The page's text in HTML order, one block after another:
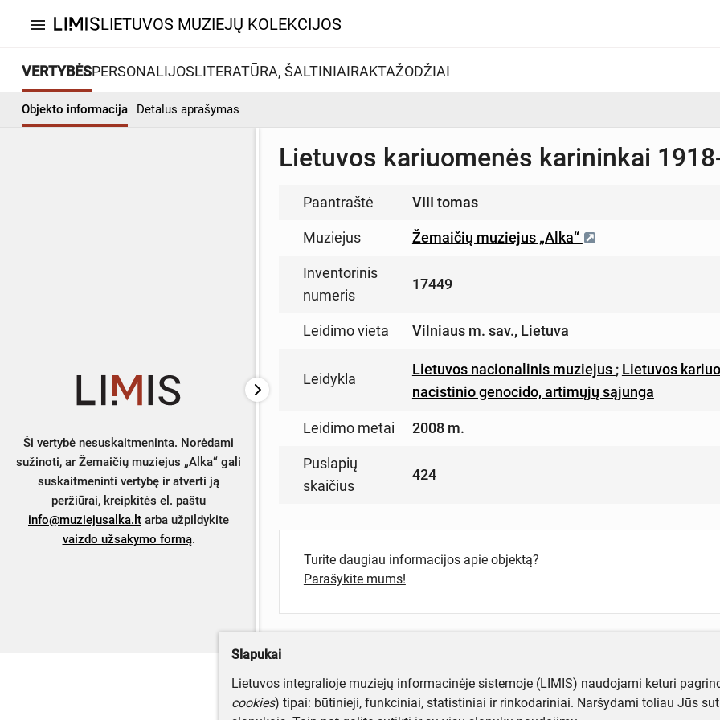
menu LIETUVOS MUZIEJŲ KOLEKCIJOS
VERTYBĖSPERSONALIJOSLITERATŪRA, ŠALTINIAIRAKTAŽODŽIAI
Objekto informacija Detalus aprašymas
Ši vertybė nesuskaitmeninta. Norėdami
sužinoti, ar Žemaičių muziejus „Alka“ gali
suskaitmeninti vertybę ir atverti ją
peržiūrai, kreipkitės el. paštu
info@muziejusalka.lt arba užpildykite
vaizdo užsakymo formą.
Lietuvos kariuomenės karininkai
Paantraštė VIII tomas
Muziejus Žemaičių muziejus „Alka“
Inventorinis
numeris
17449
Leidimo vieta Vilniaus m. sav., Lietuva
Leidykla
Lietuvos nacionalinis muziejus ; Lietuvos
nacistinio genocido, artimųjų sąjunga
Leidimo metai 2008 m.
Puslapių
skaičius
424
Turite daugiau informacijos apie objektą?
Parašykite mums!
Slapukai
Lietuvos integralioje muziejų informacinėje sistemoje (LIMIS) naudojami keturi
cookies) tipai: būtinieji, funkciniai, statistiniai ir rinkodariniai. Naršydami toliau Jūs